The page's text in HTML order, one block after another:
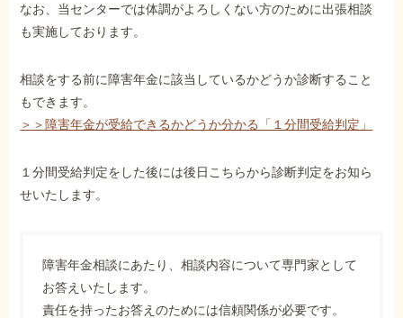
なお、当センターでは体調がよろしくない方のために出張相談
も実施しております。
相談をする前に障害年金に該当しているかどうか診断すること
もできます。
＞＞障害年金が受給できるかどうか分かる「１分間受給判定」
１分間受給判定をした後には後日こちらから診断判定をお知ら
せいたします。
障害年金相談にあたり、相談内容について専門家として
お答えいたします。
責任を持ったお答えのためには信頼関係が必要です。